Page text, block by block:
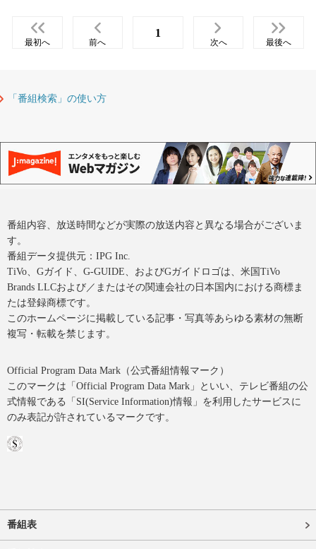
最初へ 前へ
1
次へ 最後へ
「番組検索」の使い方
番組内容、放送時間などが実際の放送内容と異なる場合がございま
す。
番組データ提供元：IPG Inc.
TiVo、Gガイド、G-GUIDE、およびGガイドロゴは、米国TiVo
Brands LLCおよび／またはその関連会社の日本国内における商標ま
たは登録商標です。
このホームページに掲載している記事・写真等あらゆる素材の無断
複写・転載を禁じます。
Official Program Data Mark（公式番組情報マーク）
このマークは「Official Program Data Mark」といい、テレビ番組の公
式情報である「SI(Service Information)情報」を利用したサービスに
のみ表記が許されているマークです。
番組表